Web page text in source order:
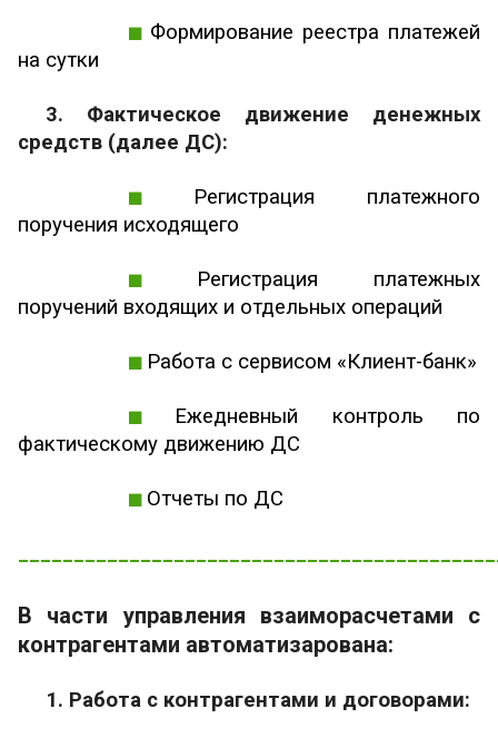
Формирование реестра платежей
на сутки
3. Фактическое движение денежных
средств (далее ДС):
Регистрация платежного
поручения исходящего
Регистрация платежных
поручений входящих и отдельных операций
Работа с сервисом «Клиент-банк»
Ежедневный контроль по
фактическому движению ДС
Отчеты по ДС
В части управления взаиморасчетами с
контрагентами автоматизарована:
1. Работа с контрагентами и договорами: